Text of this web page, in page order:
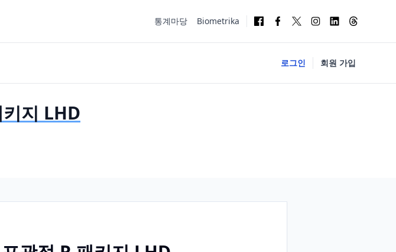
통계마당 Biometrika
로그인 회원 가입
지 LHD